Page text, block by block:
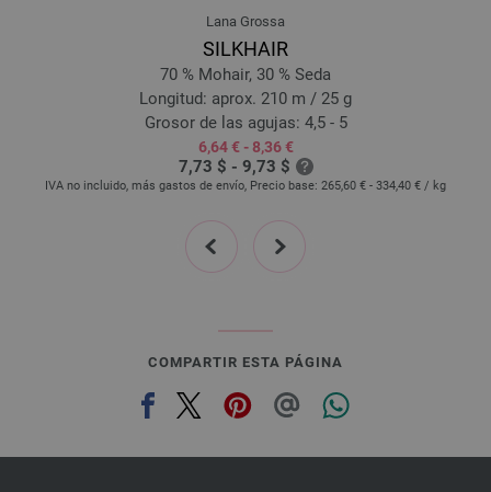
Lana Grossa
SILKHAIR
70 % Mohair, 30 % Seda
Longitud: aprox. 210 m / 25 g
Grosor de las agujas: 4,5 - 5
6,64 € - 8,36 €
7,73 $ - 9,73 $
IVA no incluido, más gastos de envío, Precio base: 265,60 € - 334,40 € / kg
prev next
COMPARTIR ESTA PÁGINA